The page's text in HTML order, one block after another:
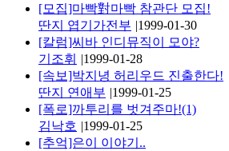
[모집]마빡對마빡 참관단 모집!
딴지 엽기가전부 |1999-01-30
[칼럼]씨바 인디뮤직이 모야?
기조휘 |1999-01-28
[속보]박지녕 허리우드 진출한다!
딴지 연애부 |1999-01-25
[폭로]까투리를 벗겨주마!(1)
김낙호 |1999-01-25
[추억]은이 이야기..